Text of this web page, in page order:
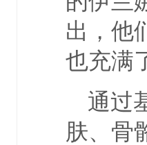
出，他
也充满
通过
肤、骨